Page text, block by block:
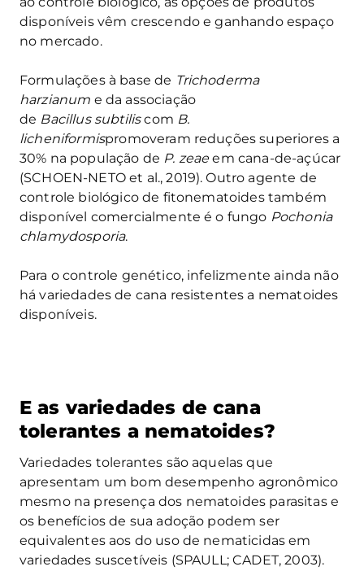
disponíveis vêm crescendo e ganhando espaço
no mercado.
Formulações à base de Trichoderma
harzianum e da associação
de Bacillussubtiliscom B.
licheniformispromoveram reduções superiores a
30% na população de P. zeaeem cana-de-açúcar
(SCHOEN-NETO et al., 2019). Outro agente de
controle biológico de fitonematoides também
disponível comercialmente é o fungo Pochonia
chlamydosporia.
Para o controle genético, infelizmente ainda não
há variedades de cana resistentes a nematoides
disponíveis.
E as variedades de cana
tolerantes a nematoides?
Variedades tolerantes são aquelas que
apresentam um bom desempenho agronômico
mesmo na presença dos nematoides parasitas e
os benefícios de sua adoção podem ser
equivalentes aos do uso de nematicidas em
variedades suscetíveis (SPAULL; CADET, 2003).